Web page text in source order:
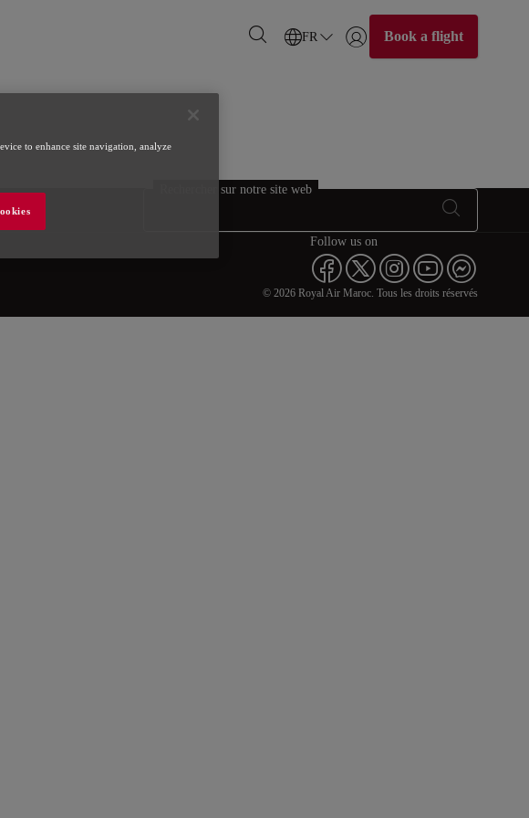
FR
Se connecter | S’inscrire)
Book a flight
Rechercher sur notre site web
Follow us on
© 2026 Royal Air Maroc. Tous les droits réservés
to enhance site navigation, analyze